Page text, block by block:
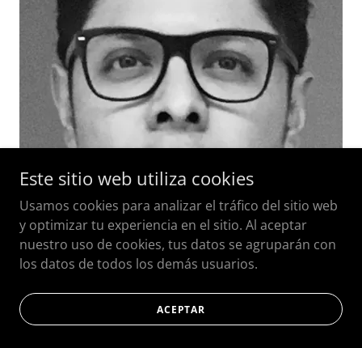
Gerardo González
Este sitio web utiliza cookies
Usamos cookies para analizar el tráfico del sitio web
y optimizar tu experiencia en el sitio. Al aceptar
nuestro uso de cookies, tus datos se agruparán con
los datos de todos los demás usuarios.
ACEPTAR